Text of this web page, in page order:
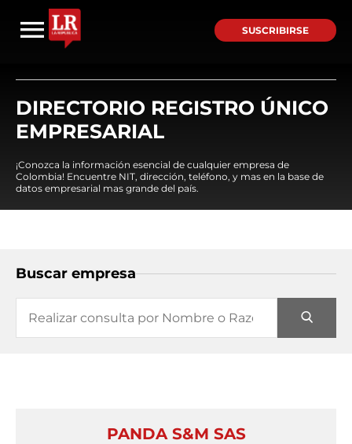
SUSCRIBIRSE
DIRECTORIO REGISTRO ÚNICO
EMPRESARIAL
¡Conozca la información esencial de cualquier empresa de
Colombia! Encuentre NIT, dirección, teléfono, y mas en la base de
datos empresarial mas grande del país.
Buscar empresa
PANDA S&M SAS